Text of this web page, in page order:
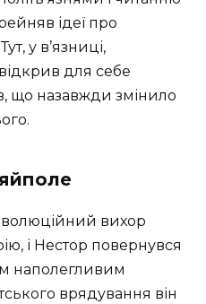
ідеї про
у в’язниці,
для себе
що назавжди змінило
вихор
і Нестор повернувся
наполегливим
врядування він